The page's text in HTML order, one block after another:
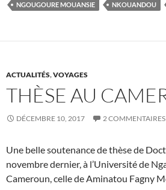
NGOUGOURE MOUANSIE
NKOUANDOU
ACTUALITÉS,VOYAGES
THÈSE AU
DÉCEMBRE 10, 2017 2 COMMENTAIRES
Une belle soutenance de thèse de
novembre dernier, à l’Université de
Cameroun, celle de Aminatou Fagny